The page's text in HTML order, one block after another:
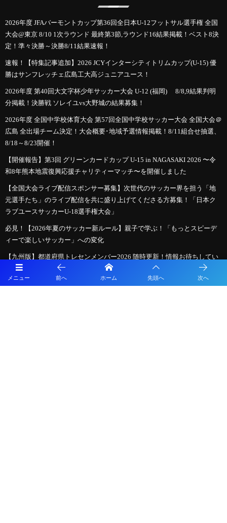
メニュー 前へ ホーム 先頭へ 次へ
2026年度 JFAバーモントカップ第36回全日本U-12フットサル選手権 全国
大会@東京 8/10 1次ラウンド 最終第3節,ラウンド16結果掲載！ベスト8決
定！準々決勝～決勝8/11結果速報！
速報！【特集記事追加】2026 JCYインターシティトリムカップ(U-15) 優
勝はサンフレッチェ広島工大高ジュニアユース！
2026年度 第40回大文字杯少年サッカー大会 U-12 (福岡) 8/8,9結果判明
分掲載！決勝戦 ソレイユvs大野城の結果募集！
2026年度 全国中学校体育大会 第57回全国中学校サッカー大会 全国大会＠
広島 全出場チーム決定！大会概要･地域予選情報掲載！8/11組合せ抽選、
8/18～8/23開催！
【開催報告】第3回 グリーンカードカップ U-15 in NAGASAKI 2026 〜令
和8年熊本地震復興応援チャリティーマッチ〜を開催しました
【全国大会ライブ配信スポンサー募集】次世代のサッカー界を担う「地
元選手たち」のライブ配信を共に盛り上げてくださる方募集！「日本ク
ラブユースサッカーU-18選手権大会」
必見！【2026年夏のサッカー新ルール】親子で学ぶ！「もっとスピーデ
ィーで楽しいサッカー」への変化
【九州版】都道府県トレセンメンバー2026 随時更新！情報お待ちしてい
ます！
【特集記事追加】2026年度 第41回日本クラブユースサッカー選手権（U-